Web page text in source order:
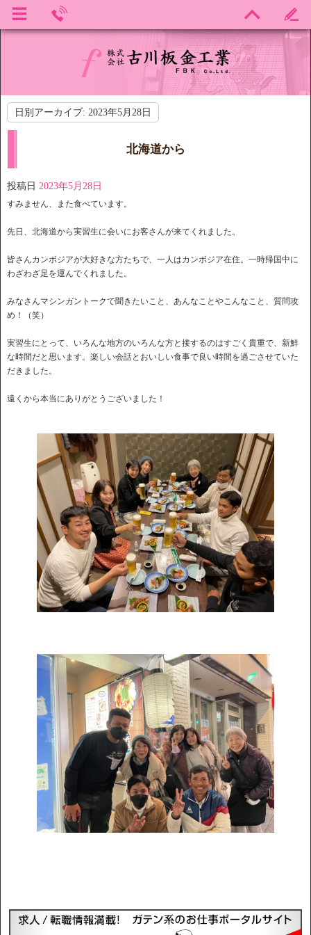
日別アーカイブ: 2023年5月28日
北海道から
投稿日 2023年5月28日
すみません、また食べています。
先日、北海道から実習生に会いにお客さんが来てくれました。
皆さんカンボジアが大好きな方たちで、一人はカンボジア在住。一時帰国中に
わざわざ足を運んでくれました。
みなさんマシンガントークで聞きたいこと、あんなことやこんなこと、質問攻
め！（笑）
実習生にとって、いろんな地方のいろんな方と接するのはすごく貴重で、新鮮
な時間だと思います。楽しい会話とおいしい食事で良い時間を過ごさせていた
だきました。
遠くから本当にありがとうございました！